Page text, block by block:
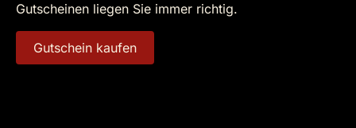
Gutscheinen liegen Sie immer richtig.
Gutschein kaufen